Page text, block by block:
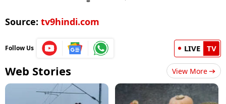
Source: tv9hindi.com
Follow Us LIVE TV
Web Stories View More